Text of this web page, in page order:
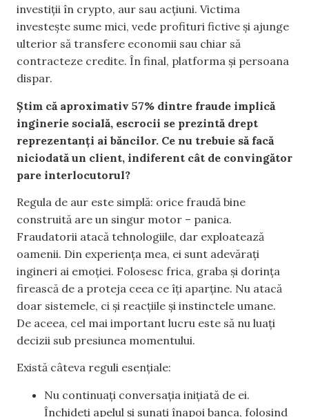
investiții în crypto, aur sau acțiuni. Victima
investește sume mici, vede profituri fictive și ajunge
ulterior să transfere economii sau chiar să
contracteze credite. În final, platforma și persoana
dispar.
Știm că aproximativ 57% dintre fraude implică
inginerie socială, escrocii se prezintă drept
reprezentanți ai băncilor. Ce nu trebuie să facă
niciodată un client, indiferent cât de convingător
pare interlocutorul?
Regula de aur este simplă: orice fraudă bine
construită are un singur motor – panica.
Fraudatorii atacă tehnologiile, dar exploatează
oamenii. Din experiența mea, ei sunt adevărați
ingineri ai emoției. Folosesc frica, graba și dorința
firească de a proteja ceea ce îți aparține. Nu atacă
doar sistemele, ci și reacțiile și instinctele umane.
De aceea, cel mai important lucru este să nu luați
decizii sub presiunea momentului.
Există câteva reguli esențiale:
Nu continuați conversația inițiată de ei.
Închideți apelul și sunați înapoi banca, folosind